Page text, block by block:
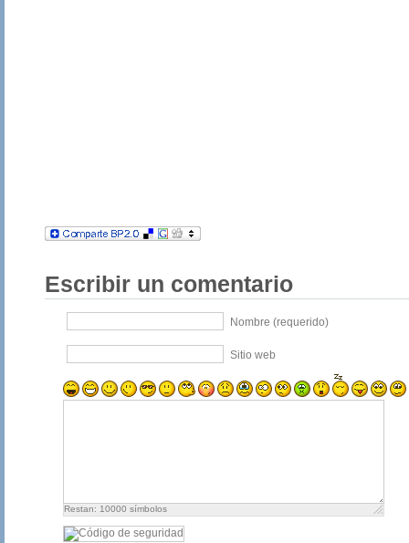
Escribir un comentario
Nombre (requerido)
Sitio web
Restan: 10000 símbolos